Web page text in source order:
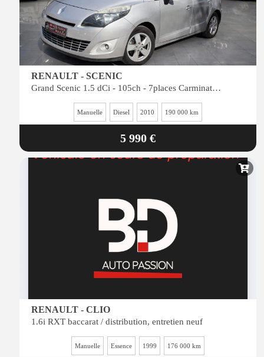
RENAULT - SCENIC
Grand Scenic 1.5 dCi - 105ch - 7places Carminat / distribution, entretien ok / reprise possible
Manuelle Diesel 2010 190 000 km
5 990 €
RENAULT - CLIO
1.6i RXT baccarat / distribution, entretien neuf
Manuelle Essence 1999 176 000 km